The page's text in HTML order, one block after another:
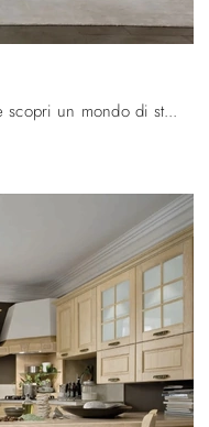
Cucine con penisola Ar-Tre: entra e scopri un mondo di stile e design! La cucina tradizionale Duchessa 03 ti attende.